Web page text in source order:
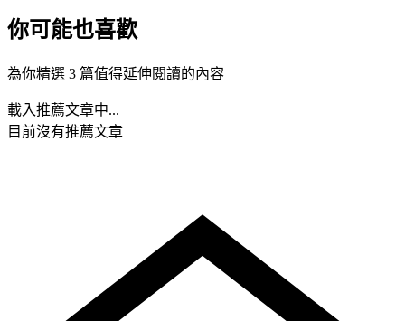
你可能也喜歡
為你精選 3 篇值得延伸閱讀的內容
載入推薦文章中...
目前沒有推薦文章